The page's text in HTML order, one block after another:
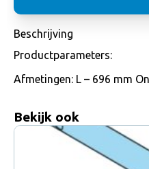
Beschrijving
Productparameters:
Afmetingen: L – 696 mm
Bekijk ook